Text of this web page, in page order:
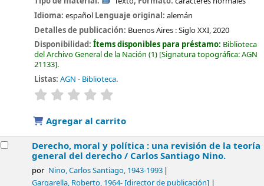
Idioma:español Lenguaje original:alemán
Detalles de publicación: Buenos Aires :Siglo XXI,2020
Disponibilidad:Ítems disponibles para préstamo: Biblioteca
del Archivo General de la Nación (1) Signatura topográfica:AGN
21133 .
Listas: AGN - Biblioteca.
valoración
Agregar al carrito
Derecho, moral y política : una revisión de la teoría
general del derecho / Carlos Santiago Nino.
por Nino, Carlos Santiago, 1943-1993
Gargarella, Roberto, 1964- [director de publicación]